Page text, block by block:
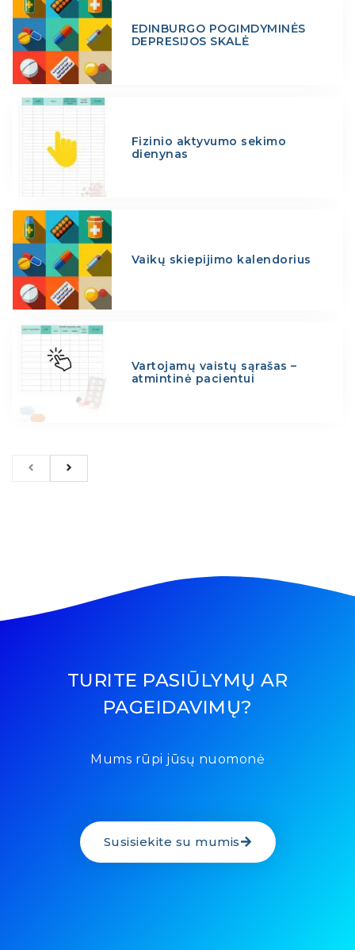
EDINBURGO POGIMDYMINĖS
DEPRESIJOS SKALĖ
Fizinio aktyvumo sekimo
dienynas
Vaikų skiepijimo kalendorius
Vartojamų vaistų sąrašas –
atmintinė pacientui
TURITE PASIŪLYMŲ AR
PAGEIDAVIMŲ?
Mums rūpi jūsų nuomonė
Susisiekite su mumis